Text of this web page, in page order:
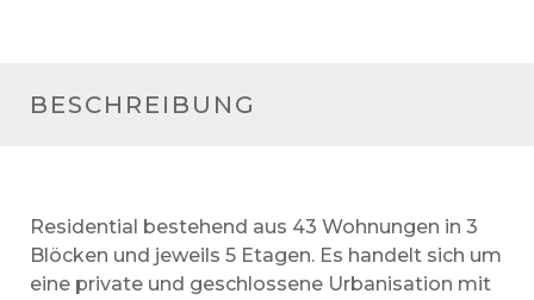
BESCHREIBUNG
Residential bestehend aus 43 Wohnungen in 3
Blöcken und jeweils 5 Etagen. Es handelt sich um
eine private und geschlossene Urbanisation mit